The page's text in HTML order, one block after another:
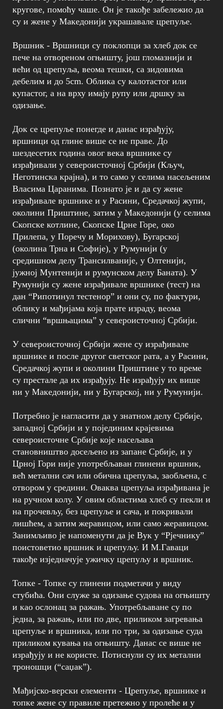
кругове, помоћу чаше. Он је такође забележио да
су и жене у Македонији украшавале црепуље.
Вршник - Вршници су поклопци за хлеб док се
пече на отвореном огњишту, још гломазнији и
већи од црепуља, веома тешки, са зидовима
дебелим и до 5cm. Облика су калотастог или
купастог, а на врху имају рупу или дршку за
одизање.
Док се црепуље понегде и данас израђују,
вршници од глине више се не праве. До
шездесетих година овог века вршнике су
израђивали у североисточној Србији (Кључ,
Неготинска крајна), и то само у селима насељеним
Власима Царанима. Познато је и да су жене
израђивале вршнике и у Расини, Средачкој жупи,
околини Приштине, затим у Македонији (у селима
Скопске котлине, Скопске Црне Горе, око
Прилепа, у Поречу и Морихову), Бугарској
(околина Трна и Софије), у Румунији (у
средишном делу Трансилваније, у Олтенији,
јужној Мунтенији и румунском делу Баната). У
Румунији су жене израђивале вршнике (тест) на
дан “Рипотинул тестенор” и они су, по фактури,
облику и мађијама која прате израду, веома
слични “вршњацима” у североисточној Србији.
У североисточној Србији жене су израђивале
вршнике и после другог светског рата, а у Расини,
Средачкој жупи и околини Приштине у то време
су престале да их израђују. Не израђују их више
ни у Македонији, ни у Бугарској, ни у Румунији.
Потребно је нагласити да у знатном делу Србије,
западној Србији и у појединим крајевима
североисточне Србије које насељава
становништво досељено из запане Србије, и у
Црној Гори није употребљаван глинени вршник,
већ метални сач или обична црепуља, заобљена, с
отвором у средини. Оваква црепуља израђивана је
на ручном колу. У овим областима хлеб су пекли и
на прочевљу, без црепуље и сача, и покривали
лишћем, а затим жеравицом, или само жеравицом.
Занимљиво је напоменути да је Вук у “Рјечнику”
поистоветио вршник и црепуљу. И М.Гаваци
такође изједначује ужичку црепуљу и вршник.
Топке - Топке су глинени подметачи у виду
стубића. Они служе за одизање судова на огњишту
и као ослонац за ражањ. Употребљаване су по
једна, за ражањ, или по две, приликом загревања
црепуље и вршника, или по три, за одизање суда
приликом кувања на огњишту. Данас се више не
израђују и не користе. Потиснули су их метални
троношци (“саџак”).
Мађијско-верски елементи - Црепуље, вршнике и
топке жене су правиле претежно у пролеће и у